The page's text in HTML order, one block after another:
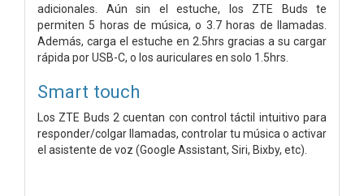
adicionales. Aún sin el estuche, los ZTE Buds te
permiten 5 horas de música, o 3.7 horas de llamadas.
Además, carga el estuche en 2.5hrs gracias a su cargar
rápida por USB-C, o los auriculares en solo 1.5hrs.
Smart touch
Los ZTE Buds 2 cuentan con control táctil intuitivo para
responder/colgar llamadas, controlar tu música o activar
el asistente de voz (Google Assistant, Siri, Bixby, etc).